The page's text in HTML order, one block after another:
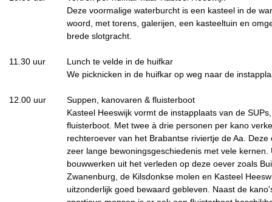
Deze voormalige waterburcht is een kasteel in de
woord, met torens, galerijen, een kasteeltuin en
brede slotgracht.
11.30 uur
Lunch te velde in de huifkar
We picknicken in de huifkar op weg naar de
12.00 uur
Suppen, kanovaren & fluisterboot
Kasteel Heeswijk vormt de instapplaats van de
fluisterboot. Met twee à drie personen per kano
rechteroever van het Brabantse riviertje de Aa. Deze
zeer lange bewoningsgeschiedenis met vele kernen.
bouwwerken uit het verleden op deze oever zoals
Zwanenburg, de Kilsdonkse molen en Kasteel
uitzonderlijk goed bewaard gebleven. Naast de